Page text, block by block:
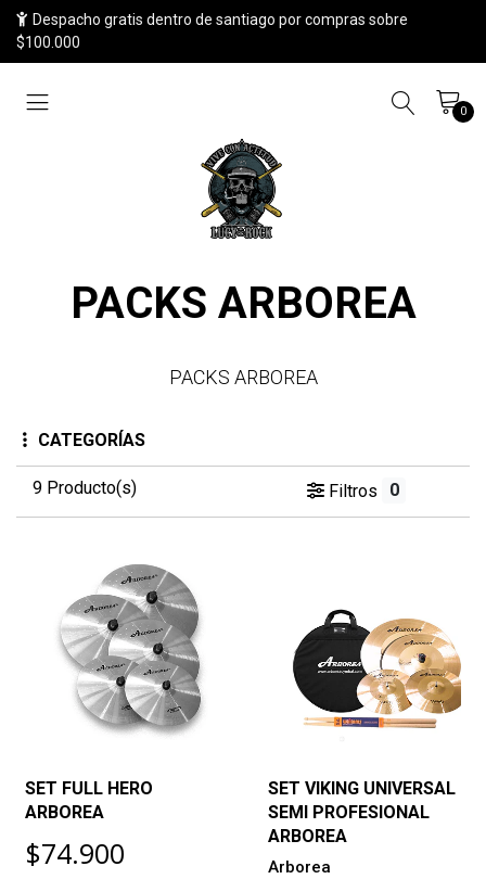
Despacho gratis dentro de santiago por compras sobre
$100.000
0
PACKS ARBOREA
PACKS ARBOREA
CATEGORÍAS
9 Producto(s) Filtros 0
SET FULL HERO
ARBOREA
$74.900
SET VIKING UNIVERSAL
SEMI PROFESIONAL
ARBOREA
Arborea